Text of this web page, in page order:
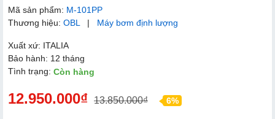
Mã sản phẩm: M-101PP
Thương hiệu: OBL | Máy bơm định lượng
Xuất xứ: ITALIA
Bảo hành: 12 tháng
Tình trạng: Còn hàng
12.950.000₫ 13.850.000₫ 6%